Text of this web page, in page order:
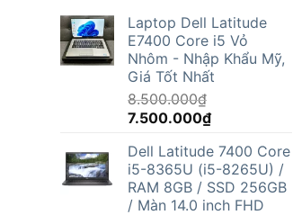
Laptop Dell Latitude
E7400 Core i5 Vỏ
Nhôm - Nhập Khẩu Mỹ,
Giá Tốt Nhất
8.500.000₫
Giá
là:
8.500.000₫.
7.500.000₫Giá
tại
là:
7.500.000₫.
Dell Latitude 7400 Core
i5-8365U (i5-8265U) /
RAM 8GB / SSD 256GB
/ Màn 14.0 inch FHD